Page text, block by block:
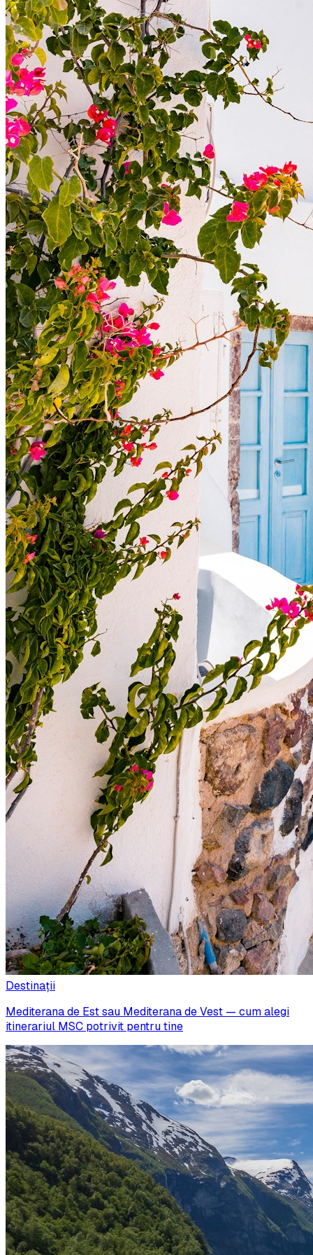
Destinații
Mediterana de Est sau Mediterana de Vest — cum alegi
itinerariul MSC potrivit pentru tine